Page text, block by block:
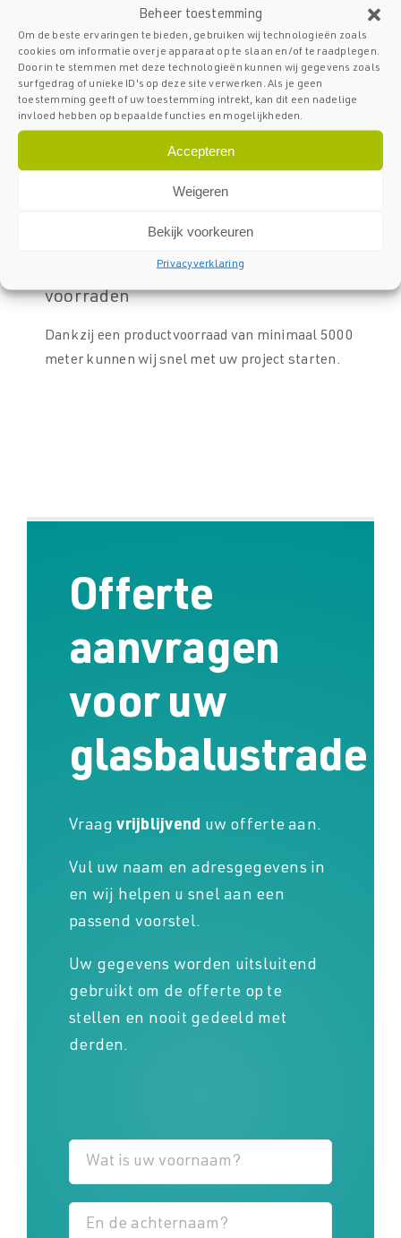
Beheer toestemming
Om de beste ervaringen te bieden, gebruiken wij technologieën zoals
cookies om informatie over je apparaat op te slaan en/of te raadplegen.
Door in te stemmen met deze technologieën kunnen wij gegevens zoals
surfgedrag of unieke ID's op deze site verwerken. Als je geen
toestemming geeft of uw toestemming intrekt, kan dit een nadelige
invloed hebben op bepaalde functies en mogelijkheden.
Accepteren
Weigeren
Bekijk voorkeuren
Privacyverklaring
04
Volledig
gecertificeerd
SPARQ Balustrades is volledig gecertificeerd. Al
onze balustrades voldoen aan de NEN-normen.
Daarnaast voldoen we aan de criteria die de
05
voorraden
Dankzij een productvoorraad van minimaal 5000
meter kunnen wij snel met uw project starten.
Offerte
aanvragen
voor uw
glasbalustrade
Vraagvrijblijvend uw offerte aan.
Vul uw naam en adresgegevens in
en wij helpen u snel aan een
passend voorstel.
Uw gegevens worden uitsluitend
gebruikt om de offerte op te
stellen en nooit gedeeld met
derden.